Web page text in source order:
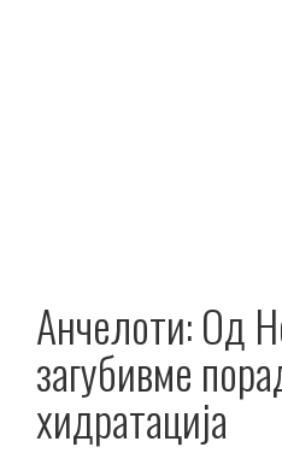
Анчелоти: Од
загубивме
хидратација